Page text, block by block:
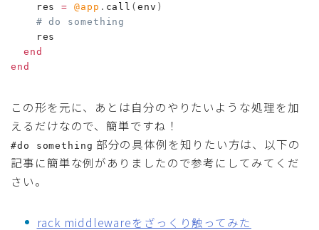
    res
= @app . call (env )
# do something
    res
end
end
この形を元に、あとは自分のやりたいような処理を加
えるだけなので、簡単ですね！
#do something 部分の具体例を知りたい方は、以下の
記事に簡単な例がありましたので参考にしてみてくだ
さい。
rack middlewareをざっくり触ってみた